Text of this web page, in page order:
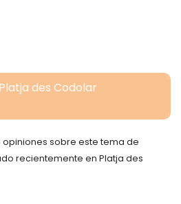
des Codolar
opiniones sobre este tema de
recientemente en Platja des